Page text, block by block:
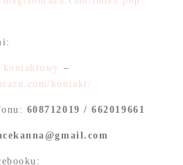
–
kontakt/
608712019 / 662019661